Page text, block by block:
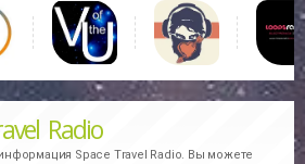
Radio
Space Travel Radio. Вы можете